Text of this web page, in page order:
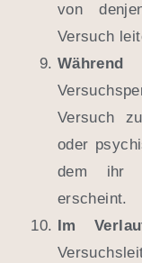
von
Versuch
Während
Versuch
oder
dem ihr
erscheint.
Im